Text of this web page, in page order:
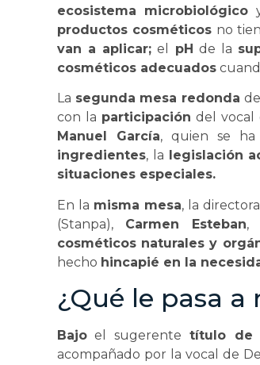
ecosistema microbiológico
productos cosméticos no
van a aplicar; el pH de la
cosméticos adecuados
La segunda mesa redonda
con la participación del vocal
Manuel García, quien se
ingredientes, la legislación
situaciones especiales.
En la misma mesa, la
(Stanpa), Carmen Esteban,
cosméticos naturales y
hecho hincapié en la
¿Qué le pasa a
Bajo el sugerente título de
acompañado por la vocal de